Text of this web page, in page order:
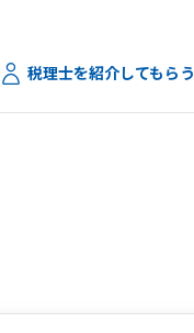
税理士を紹介してもらう